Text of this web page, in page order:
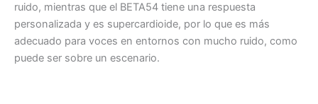
ruido, mientras que el BETA54 tiene una respuesta
personalizada y es supercardioide, por lo que es más
adecuado para voces en entornos con mucho ruido, como
puede ser sobre un escenario.